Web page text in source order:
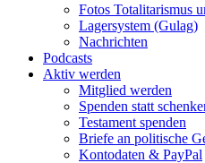
Fotos Totalitarismus
Lagersystem (Gulag)
Nachrichten
Podcasts
Aktiv werden
Mitglied werden
Spenden statt
Testament spenden
Briefe an politische
Kontodaten & PayPal